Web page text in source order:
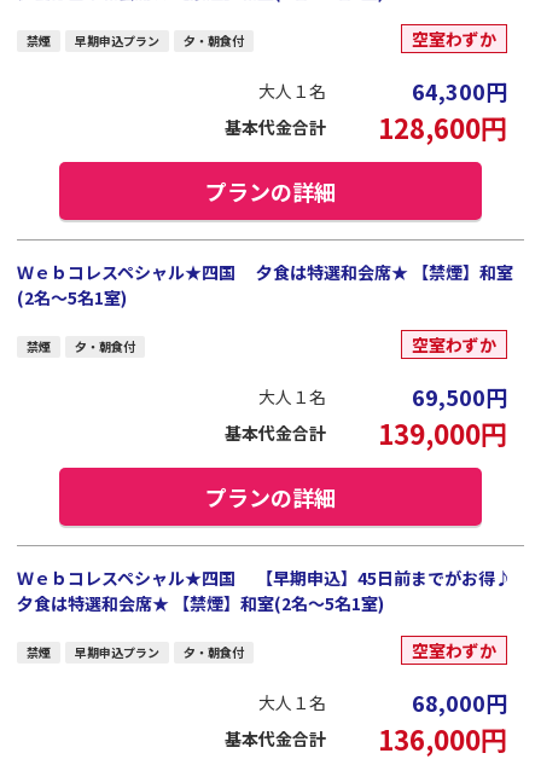
禁煙 早期申込プラン 夕・朝食付 空室わずか
大人１名 64,300円
基本代金合計 128,600円
プランの詳細
Ｗｅｂコレスペシャル★四国 夕食は特選和会席★ 【禁煙】和室
(2名～5名1室)
禁煙 夕・朝食付 空室わずか
大人１名 69,500円
基本代金合計 139,000円
プランの詳細
Ｗｅｂコレスペシャル★四国 【早期申込】45日前までがお得♪
夕食は特選和会席★ 【禁煙】和室(2名～5名1室)
禁煙 早期申込プラン 夕・朝食付 空室わずか
大人１名 68,000円
基本代金合計 136,000円